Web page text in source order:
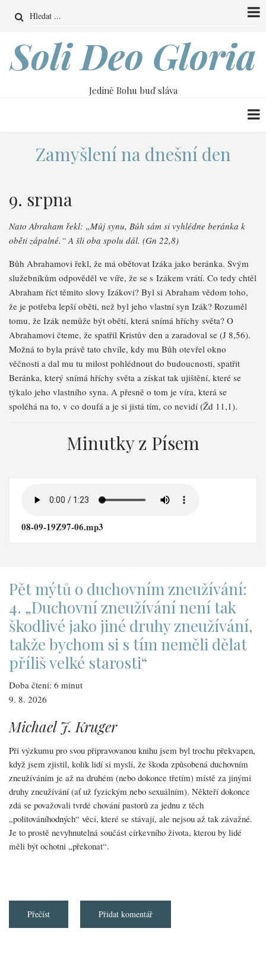
obsahu
Search
Soli Deo Gloria
Jedině Bohu buď sláva
Zamyšlení na dnešní den
9. srpna
Nato Abraham řekl: „Můj synu, Bůh sám si vyhlédne beránka k
oběti zápalné.“ A šli oba spolu dál. (Gn 22,8)
Bůh Abrahamovi řekl, že má obětovat Izáka jako beránka. Svým
služebníkům odpověděl ve víře, že se s Izákem vrátí. Co tedy chtěl
Abraham říct těmito slovy Izákovi? Byl si Abraham vědom toho,
že je potřeba lepší oběti, než byl jeho vlastní syn Izák? Rozuměl
tomu, že Izák nemůže být obětí, která snímá hříchy světa? O
Abrahamovi čteme, že spatřil Kristův den a zaradoval se (J 8,56).
Možná to byla právě tato chvíle, kdy mu Bůh otevřel okno
věčnosti a dal mu tu milost pohlédnout do budoucnosti, spatřit
Beránka, který snímá hříchy světa a získat tak ujištění, které se
týkalo jeho vlastního syna. A přesně o tom je víra, která se
spoléhá na to, v co doufá a je si jistá tím, co nevidí (Žd 11,1).
Minutky z Písem
08-09-19Z97-06.mp3
Pět mýtů o duchovním zneužívání:
4. „Duchovní zneužívání není tak
škodlivé jako jiné druhy zneužívání,
takže bychom si s tím neměli dělat
příliš velké starosti“
Doba čtení: 6 minut
9. 8. 2026
Michael J. Kruger
Při výzkumu pro svou připravovanou knihu jsem byl trochu překvapen,
když jsem zjistil, kolik lidí si myslí, že škoda způsobená duchovním
zneužíváním je až na druhém (nebo dokonce třetím) místě za jinými
druhy zneužívání (ať už fyzickým nebo sexuálním). Někteří dokonce
zdá se považovali tvrdé chování pastorů za jednu z těch
„politováníhodných“ věcí, které se stávají, ale nejsou až tak závažné.
Je to prostě nevyhnutelná součást církevního života, kterou by lidé
měli být ochotni „překonat“.
Přečíst
mýtů
Přidat komentář